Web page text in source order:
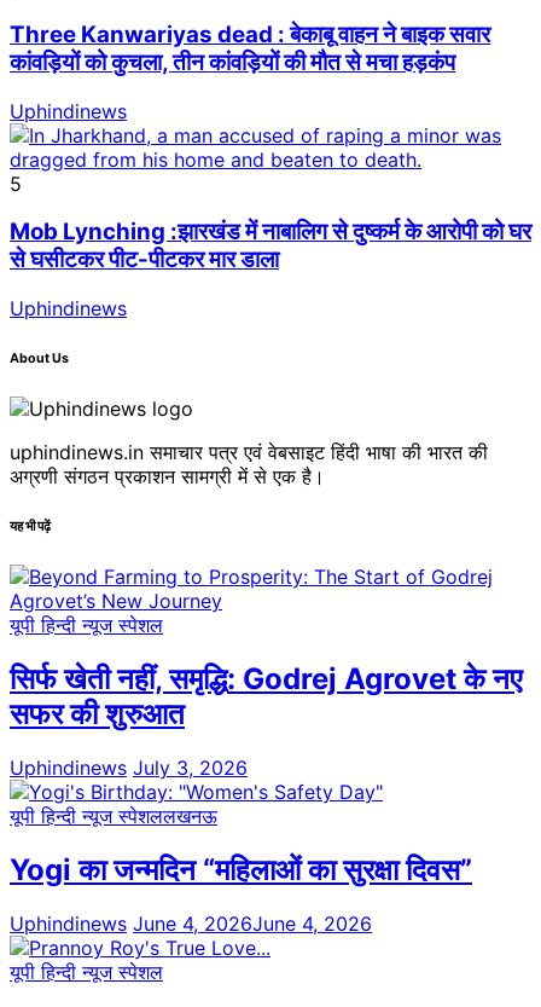
Three Kanwariyas dead : बेकाबू वाहन ने बाइक सवार
कांवड़ियों को कुचला, तीन कांवड़ियों की मौत से मचा हड़कंप
Uphindinews
5
Mob Lynching :झारखंड में नाबालिग से दुष्कर्म के आरोपी को घर
से घसीटकर पीट-पीटकर मार डाला
Uphindinews
About Us
uphindinews.in समाचार पत्र एवं वेबसाइट हिंदी भाषा की भारत की
अग्रणी संगठन प्रकाशन सामग्री में से एक है।
यह भी पढ़ें
यूपी हिन्दी न्यूज स्पेशल
सिर्फ खेती नहीं, समृद्धि: Godrej Agrovet के नए
सफर की शुरुआत
Uphindinews July 3, 2026
यूपी हिन्दी न्यूज स्पेशललखनऊ
Yogi का जन्मदिन “महिलाओं का सुरक्षा दिवस”
Uphindinews June 4, 2026June 4, 2026
यूपी हिन्दी न्यूज स्पेशल